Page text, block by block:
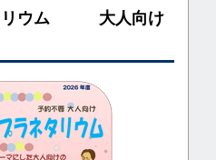
リウム 大人向け